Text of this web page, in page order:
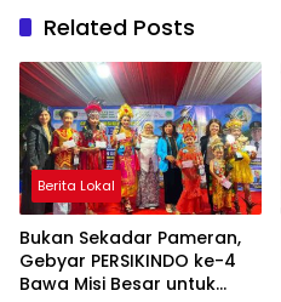
Related Posts
Berita Lokal
Bukan Sekadar Pameran,
Gebyar PERSIKINDO ke-4
Bawa Misi Besar untuk